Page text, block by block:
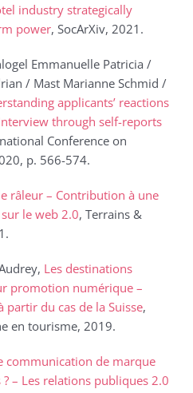
industry strategically
power, SocArXiv, 2021.
Emmanuelle Patricia /
/ Mast Marianne Schmid /
applicants’ reactions
through self-reports
Conference on
p. 566-574.
râleur – Contribution à une
le web 2.0, Terrains &
Les destinations
promotion numérique –
partir du cas de la Suisse,
en tourisme, 2019.
communication de marque
– Les relations publiques 2.0